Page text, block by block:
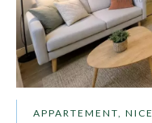
APPARTEMENT, NICE